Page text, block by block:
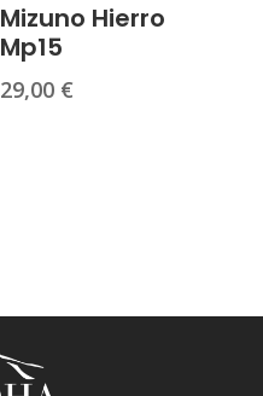
Mizuno Hierro
Mp15
29,00 €